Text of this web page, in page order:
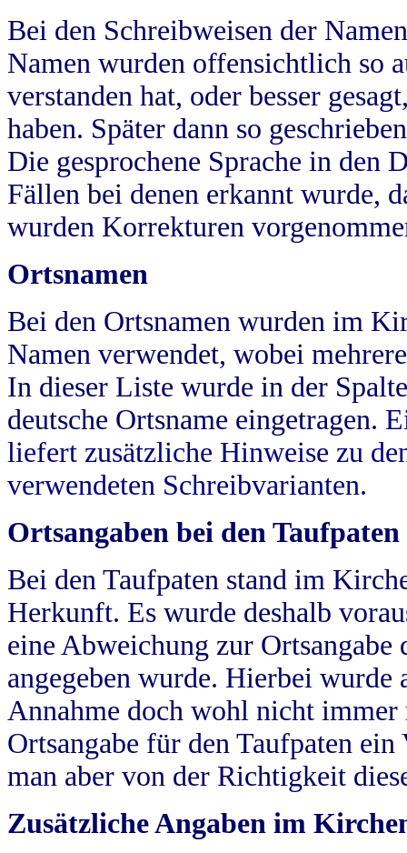
Bei den Schreibweisen der
Namen wurden offensichtlich so
verstanden hat, oder besser
haben. Später dann so
Die gesprochene Sprache in
Fällen bei denen erkannt wurde,
wurden Korrekturen
Ortsnamen
Bei den Ortsnamen wurden im
Namen verwendet, wobei
In dieser Liste wurde in der
deutsche Ortsname eingetragen.
liefert zusätzliche Hinweise zu
verwendeten Schreibvarianten.
Ortsangaben bei den Taufpaten
Bei den Taufpaten stand im
Herkunft. Es wurde deshalb
eine Abweichung zur
angegeben wurde. Hierbei wurde
Annahme doch wohl nicht
Ortsangabe für den Taufpaten
man aber von der Richtigkeit
Zusätzliche Angaben im